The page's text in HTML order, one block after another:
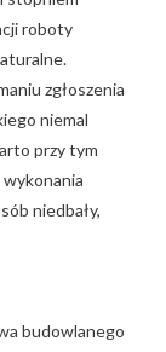
roboty
zgłoszenia
niemal
przy tym
niedbały,
budowlanego